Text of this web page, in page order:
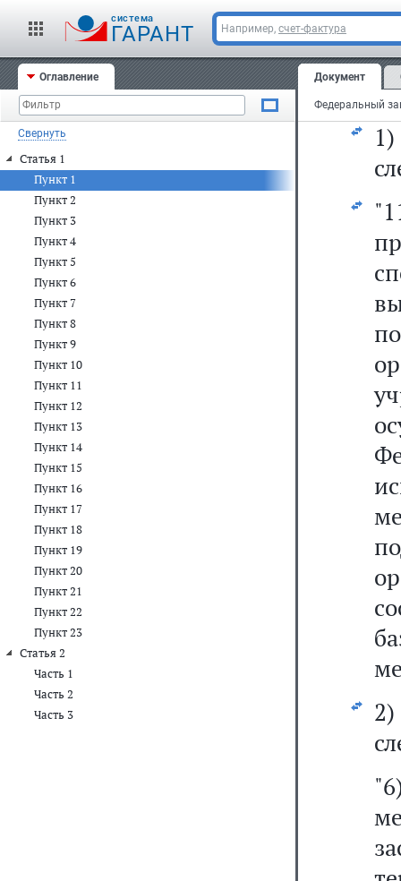
cистема
ГАРАНТ Например, счет-фактура
Оглавление
Свернуть
Статья 1
Пункт 1
Пункт 2
Пункт 3
Пункт 4
Пункт 5
Пункт 6
Пункт 7
Пункт 8
Пункт 9
Пункт 10
Пункт 11
Пункт 12
Пункт 13
Пункт 14
Пункт 15
Пункт 16
Пункт 17
Пункт 18
Пункт 19
Пункт 20
Пункт 21
Пункт 22
Пункт 23
Статья 2
Часть 1
Часть 2
Часть 3
Документ